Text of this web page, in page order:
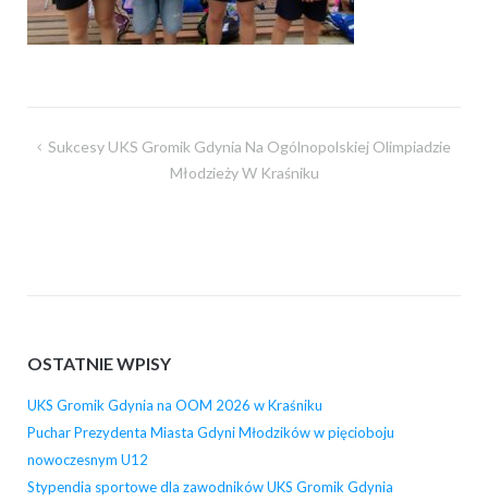
Nawigacja
Sukcesy UKS Gromik Gdynia Na Ogólnopolskiej Olimpiadzie
Młodzieży W Kraśniku
OSTATNIE WPISY
UKS Gromik Gdynia na OOM 2026 w Kraśniku
Puchar Prezydenta Miasta Gdyni Młodzików w pięcioboju
nowoczesnym U12
Stypendia sportowe dla zawodników UKS Gromik Gdynia